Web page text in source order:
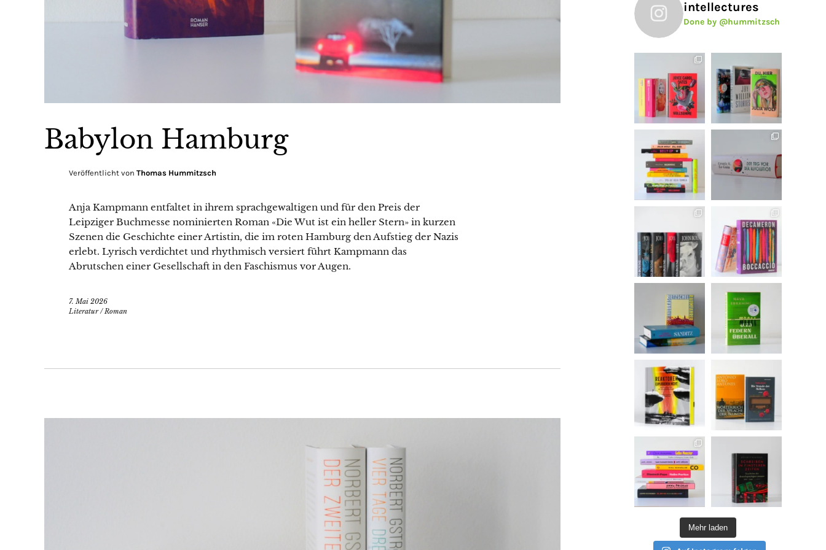
Babylon Hamburg
Veröffentlicht von Thomas Hummitzsch
Anja Kampmann entfaltet in ihrem sprachgewaltigen und für den Preis der
Leipziger Buchmesse nominierten Roman «Die Wut ist ein heller Stern» in kurzen
Szenen die Geschichte einer Artistin, die im roten Hamburg den Aufstieg der Nazis
erlebt. Lyrisch verdichtet und rhythmisch versiert führt Kampmann das
Abrutschen einer Gesellschaft in den Faschismus vor Augen.
7. Mai 2026
Literatur/Roman
intellectures
Done by @hummitzsch
Mehr laden